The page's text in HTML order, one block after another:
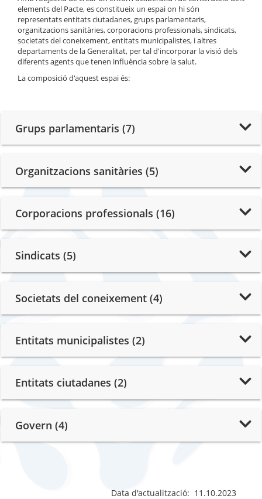
elements del Pacte, es constitueix un espai on hi són
representats entitats ciutadanes, grups parlamentaris,
organitzacions sanitàries, corporacions professionals, sindicats,
societats del coneixement, entitats municipalistes, i altres
departaments de la Generalitat, per tal d'incorporar la visió dels
diferents agents que tenen influència sobre la salut.
La composició d'aquest espai és:
Grups parlamentaris (7)
Organitzacions sanitàries (5)
Corporacions professionals (16)
Sindicats (5)
Societats del coneixement (4)
Entitats municipalistes (2)
Entitats ciutadanes (2)
Govern (4)
Data d'actualització: 11.10.2023